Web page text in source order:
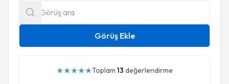
Görüş Ekle
★★★★★Toplam 13 değerlendirme